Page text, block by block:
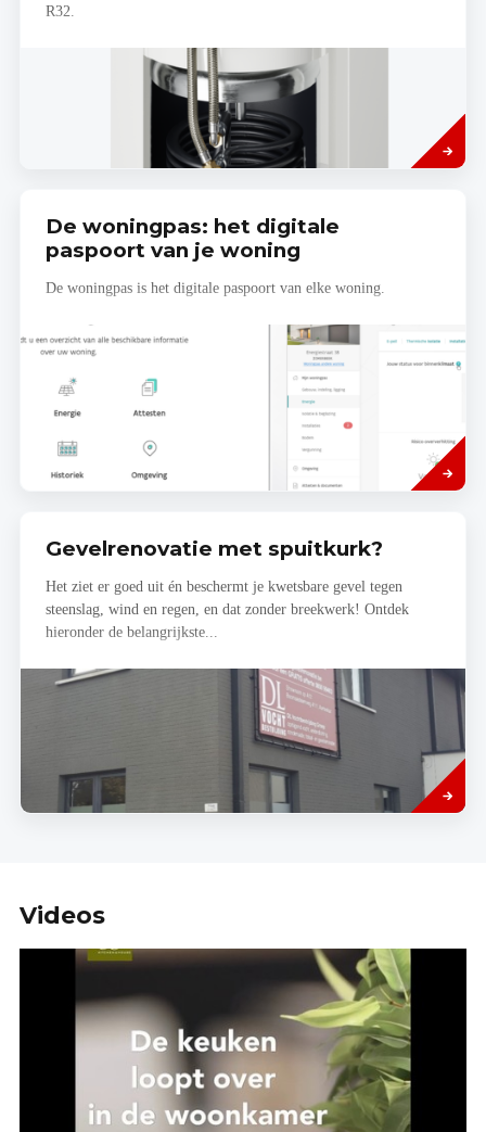
R32.
more
De woningpas: het digitale
paspoort van je woning
De woningpas is het digitale paspoort van elke woning.
Read
more
Gevelrenovatie met spuitkurk?
Het ziet er goed uit én beschermt je kwetsbare gevel tegen
steenslag, wind en regen, en dat zonder breekwerk! Ontdek
hieronder de belangrijkste...
Read
more
Videos